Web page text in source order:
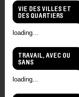
VIE DES VILLES ET
DES QUARTIERS
loading...
TRAVAIL, AVEC OU
SANS
loading...